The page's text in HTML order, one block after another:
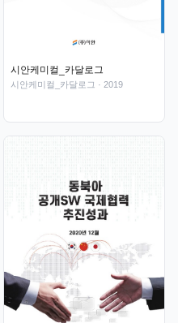
시안케미컬_카달로그
시안케미컬_카달로그 · 2019